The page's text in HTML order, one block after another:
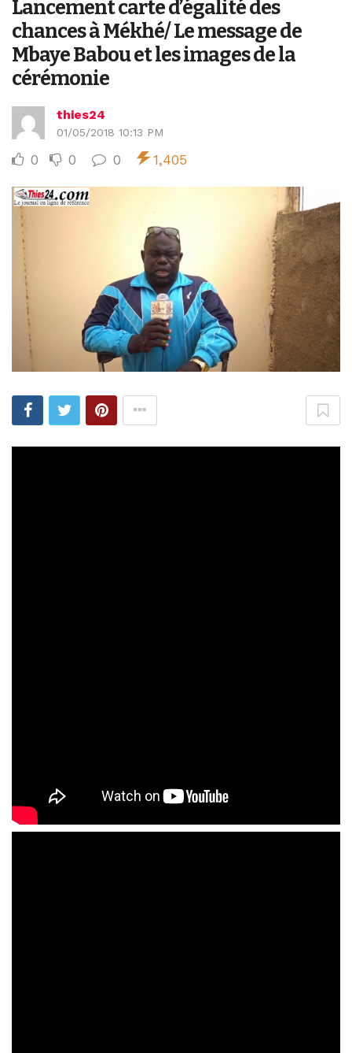
Lancement carte d’égalité des
chances à Mékhé/ Le message de
Mbaye Babou et les images de la
cérémonie
thies24
01/05/2018 10:13 PM
0 0 0 1,405